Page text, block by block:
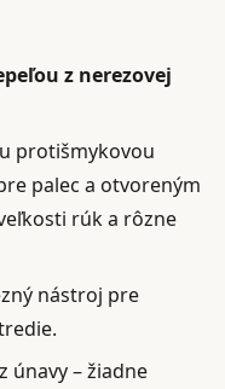
z nerezovej
protišmykovou
palec a otvoreným
rúk a rôzne
nástroj pre
únavy – žiadne